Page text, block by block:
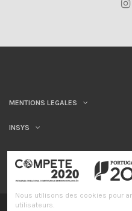
MENTIONS LEGALES
INSYS
©INSYS/21
Nous utilisons des cookies pour
utilisateurs.